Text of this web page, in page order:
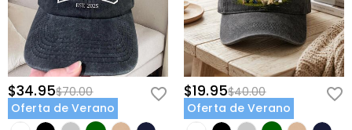
$34.95$70.00
Oferta de Verano
$19.95$40.00
Oferta de Verano